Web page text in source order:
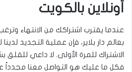
أونلاين بالكويت
عندما يقترب اشتراكك من الانتهاء
بعالم دار بلاير، فإن عملية التجديد
الاشتراك للمرة الأولى. لا داعي للقلق
فكل ما عليك هو التواصل معنا مجدداً